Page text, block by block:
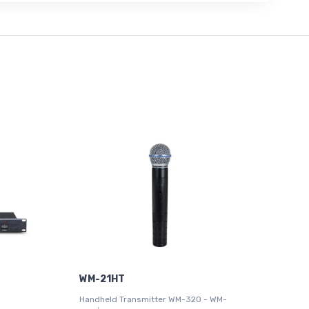
WM-21HT
Handheld Transmitter WM-320 - WM-